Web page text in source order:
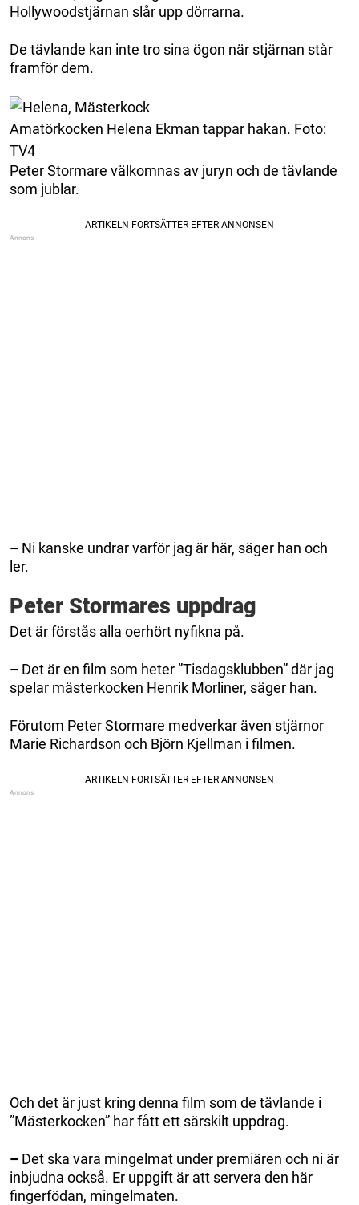
Hollywoodstjärnan slår upp dörrarna.
De tävlande kan inte tro sina ögon när stjärnan står
framför dem.
Amatörkocken Helena Ekman tappar hakan. Foto:
TV4
Peter Stormare välkomnas av juryn och de tävlande
som jublar.
– Ni kanske undrar varför jag är här, säger han och
ler.
Peter Stormares uppdrag
Det är förstås alla oerhört nyfikna på.
– Det är en film som heter ”Tisdagsklubben” där jag
spelar mästerkocken Henrik Morliner, säger han.
Förutom Peter Stormare medverkar även stjärnor
Marie Richardson och Björn Kjellman i filmen.
Och det är just kring denna film som de tävlande i
”Mästerkocken” har fått ett särskilt uppdrag.
– Det ska vara mingelmat under premiären och ni är
inbjudna också. Er uppgift är att servera den här
fingerfödan, mingelmaten.